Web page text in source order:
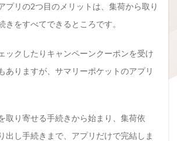
プリの2つ目のメリットは、集荷から取り
きをすべてできるところです。
ックしたりキャンペーンクーポンを受け
ありますが、サマリーポケットのアプリ
取り寄せる手続きから始まり、集荷依
出し手続きまで、アプリだけで完結しま